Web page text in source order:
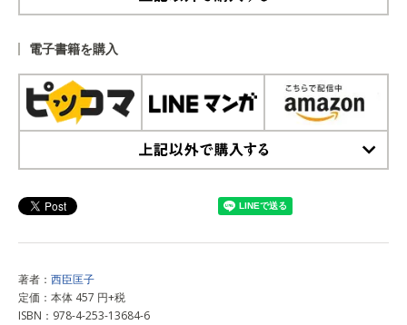
電子書籍を購入
著者： 西臣匡子
定価：本体 457 円+税
ISBN：978-4-253-13684-6